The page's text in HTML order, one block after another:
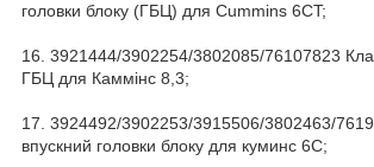
головки блоку (ГБЦ) для Cummins 6CT;
16. 3921444/3902254/3802085/76107823
ГБЦ для Каммінс 8,3;
17. 3924492/3902253/3915506/3802463/
впускний головки блоку для куминс 6C;